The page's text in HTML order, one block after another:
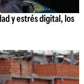
y estrés digital, los